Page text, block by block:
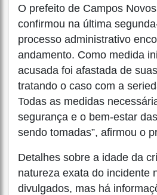
O prefeito de Campos
confirmou na última
processo administrativo
andamento. Como medida
acusada foi afastada de
tratando o caso com a
Todas as medidas
segurança e o bem-estar
sendo tomadas”, afirmou o
Detalhes sobre a idade da
natureza exata do incidente
divulgados, mas há